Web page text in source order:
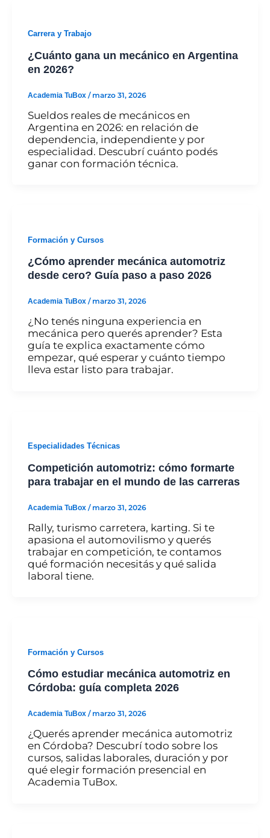
Carrera y Trabajo
¿Cuánto gana un mecánico en Argentina
en 2026?
Academia TuBox / marzo 31, 2026
Sueldos reales de mecánicos en
Argentina en 2026: en relación de
dependencia, independiente y por
especialidad. Descubrí cuánto podés
ganar con formación técnica.
Formación y Cursos
¿Cómo aprender mecánica automotriz
desde cero? Guía paso a paso 2026
Academia TuBox / marzo 31, 2026
¿No tenés ninguna experiencia en
mecánica pero querés aprender? Esta
guía te explica exactamente cómo
empezar, qué esperar y cuánto tiempo
lleva estar listo para trabajar.
Especialidades Técnicas
Competición automotriz: cómo formarte
para trabajar en el mundo de las carreras
Academia TuBox / marzo 31, 2026
Rally, turismo carretera, karting. Si te
apasiona el automovilismo y querés
trabajar en competición, te contamos
qué formación necesitás y qué salida
laboral tiene.
Formación y Cursos
Cómo estudiar mecánica automotriz en
Córdoba: guía completa 2026
Academia TuBox / marzo 31, 2026
¿Querés aprender mecánica automotriz
en Córdoba? Descubrí todo sobre los
cursos, salidas laborales, duración y por
qué elegir formación presencial en
Academia TuBox.